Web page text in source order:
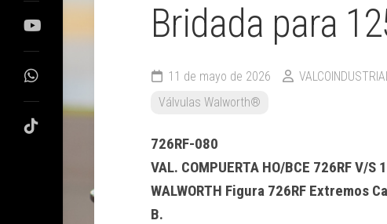
Bridada para
11 de mayo de 2026
Válvulas Walworth®
726RF-080
VAL. COMPUERTA HO/BCE 726RF V/S
WALWORTH Figura 726RF Extremos
B.